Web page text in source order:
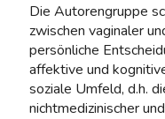
Die Autorengruppe
zwischen vaginaler
persönliche
affektive und
soziale Umfeld, d.h.
nichtmedizinischer